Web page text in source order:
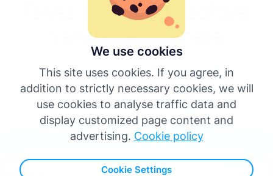
We use cookies
This site uses cookies. If you agree, in
addition to strictly necessary cookies, we will
use cookies to analyse traffic data and
display customized page content and
advertising. Cookie policy
Cookie Settings
Français
Italiano
Teljes tachográf szoftver
vállalatok számára
A Tachogram egy teljes körű tachográf szoftver
vállalkozások számára, amely lehetővé teszi a digitális
tachográf adatok hatékony kezelését – biztosítva az EU
szabályainak való megfelelést, a járművezetői
tevékenységek nyomon követését és a szabálysértések
elemzését.
Kezdd el az ingyenes próbaverziót